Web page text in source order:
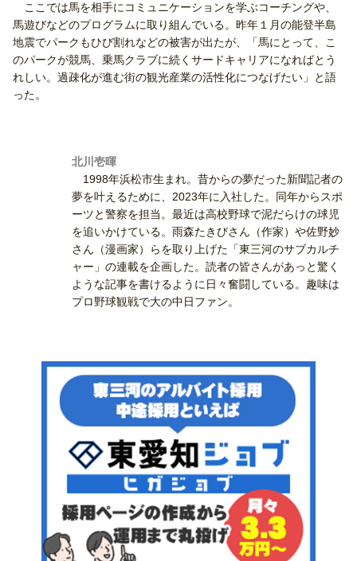
ここでは馬を相手にコミュニケーションを学ぶコーチングや、
馬遊びなどのプログラムに取り組んでいる。昨年１月の能登半島
地震でパークもひび割れなどの被害が出たが、「馬にとって、こ
のパークが競馬、乗馬クラブに続くサードキャリアになればとう
れしい。過疎化が進む街の観光産業の活性化につなげたい」と語
った。
北川壱暉
1998年浜松市生まれ。昔からの夢だった新聞記者の
夢を叶えるために、2023年に入社した。同年からスポ
ーツと警察を担当。最近は高校野球で泥だらけの球児
を追いかけている。雨森たきびさん（作家）や佐野妙
さん（漫画家）らを取り上げた「東三河のサブカルチ
ャー」の連載を企画した。読者の皆さんがあっと驚く
ような記事を書けるように日々奮闘している。趣味は
プロ野球観戦で大の中日ファン。